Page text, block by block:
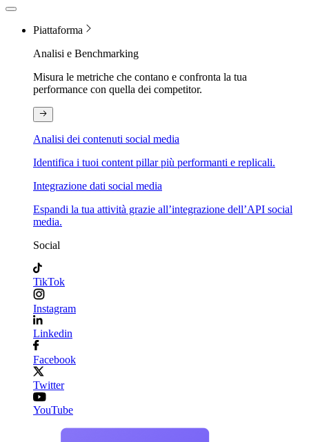
Piattaforma
Analisi e Benchmarking
Misura le metriche che contano e confronta la tua
performance con quella dei competitor.
Analisi dei contenuti social media
Identifica i tuoi content pillar più performanti e replicali.
Integrazione dati social media
Espandi la tua attività grazie all’integrazione dell’API social
media.
Social
TikTok
Instagram
Linkedin
Facebook
Twitter
YouTube